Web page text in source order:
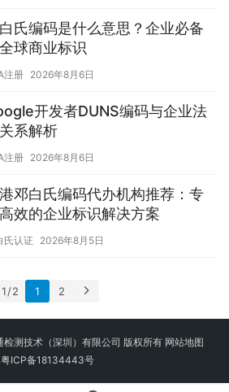
氏编码是什么意思？企业必备
球商业标识
注册 2026年8月6日
开发者DUNS编码与企业法
系解析
注册 2026年8月6日
邓白氏编码代办机构推荐：专
效的企业标识解决方案
氏认证 2026年8月5日
1 / 2 1 2
测技术（深圳）有限公司 版权所有 网站地图
粤ICP备18134443号